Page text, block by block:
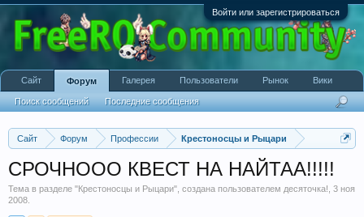
Войти или зарегистрироваться
Сайт Форум Профессии Крестоносцы и Рыцари
СРОЧНООО КВЕСТ НА НАЙТАА!!!!!
Тема в разделе "Крестоносцы и Рыцари", создана пользователем десяточка! 3 ноя
2008
Сайт Форум
Поиск сообщений Последние сообщения
Галерея Пользователи Рынок Вики